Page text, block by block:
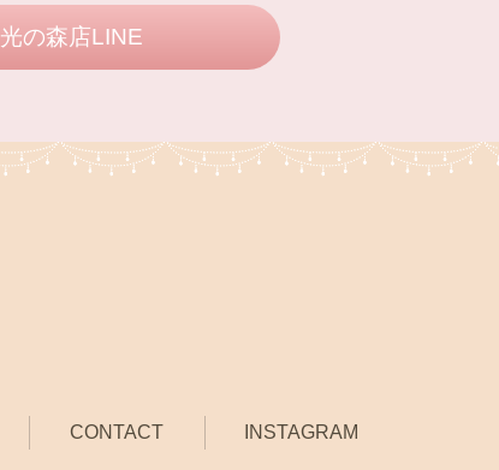
光の森店LINE
CONTACT INSTAGRAM